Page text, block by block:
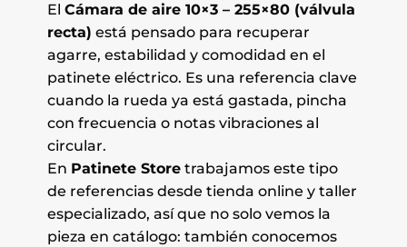
El Cámara de aire 10×3 – 255×80 (válvula
recta) está pensado para recuperar
agarre, estabilidad y comodidad en el
patinete eléctrico. Es una referencia clave
cuando la rueda ya está gastada, pincha
con frecuencia o notas vibraciones al
circular.
En Patinete Storetrabajamos este tipo
de referencias desde tienda online y taller
especializado, así que no solo vemos la
pieza en catálogo: también conocemos